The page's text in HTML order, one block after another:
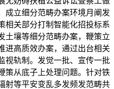
成立细分范畴办案环境月阐发
相关部分打制智能化招投标系
土壤等细分范畴办案，鞭策立
进高质效办案，通过出台相关
视轨制。发觉一批、宣传一批
策从底子上处理问题。针对铁
射等平安变乱多发频发范畴共